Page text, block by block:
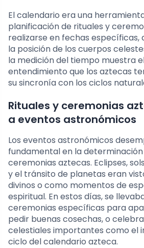
El calendario era una
planificación de rituales y
realizarse en fechas
la posición de los cuerpos
la medición del tiempo muestra
entendimiento que los aztecas
su sincronía con los ciclos
Rituales y ceremonias
a eventos astronómicos
Los eventos astronómicos
fundamental en la
ceremonias aztecas. Eclipses,
y el tránsito de planetas eran
divinos o como momentos de
espiritual. En estos días, se
ceremonias específicas para
pedir buenas cosechas, o
celestiales importantes como el
ciclo del calendario azteca.